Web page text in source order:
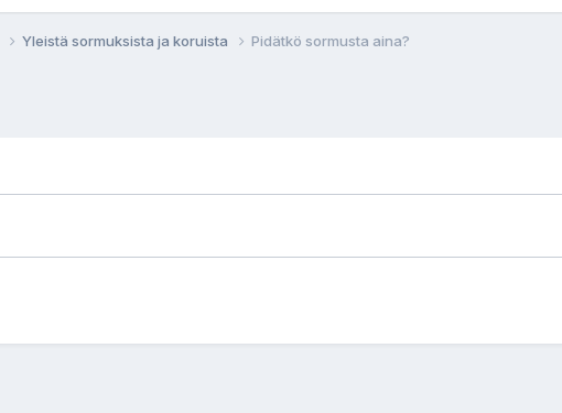
Yleistä sormuksista ja koruista Pidätkö sormusta aina?